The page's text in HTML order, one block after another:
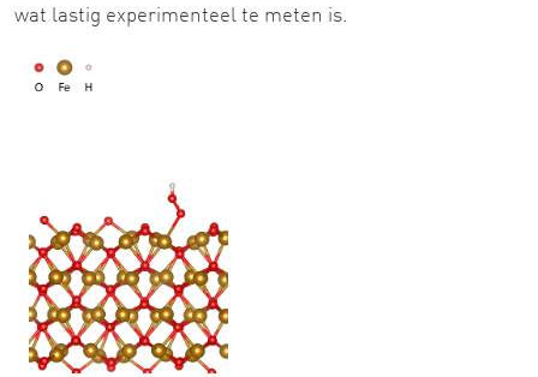
wat lastig experimenteel te meten is.